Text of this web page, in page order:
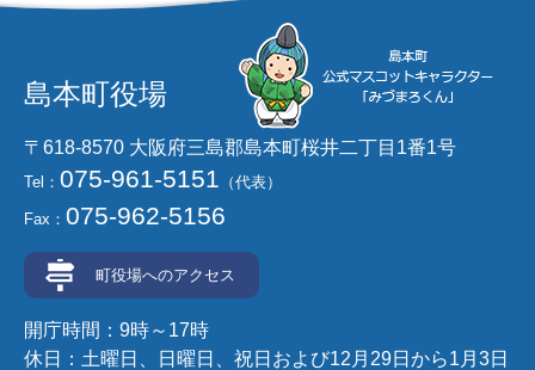
島本町役場
〒618-8570 大阪府三島郡島本町桜井二丁目1番1号
Tel： 075-961-5151 （代表）
Fax： 075-962-5156
町役場へのアクセス
開庁時間：9時～17時
休日：土曜日、日曜日、祝日および12月29日から1月3日